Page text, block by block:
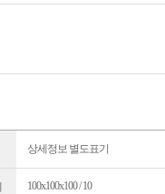
상세정보 별도표기
100x100x100 / 10